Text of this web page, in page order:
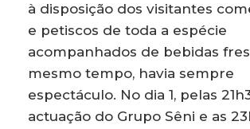
à disposição dos visitantes
e petiscos de toda a espécie
acompanhados de bebidas
mesmo tempo, havia sempre
espectáculo. No dia 1, pelas
actuação do Grupo Sêni e as